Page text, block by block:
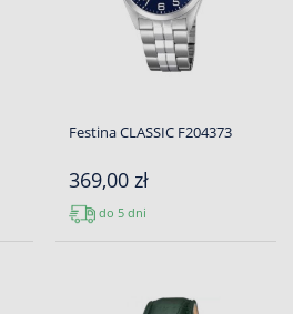
Festina CLASSIC F204373
369,00 zł
do 5 dni